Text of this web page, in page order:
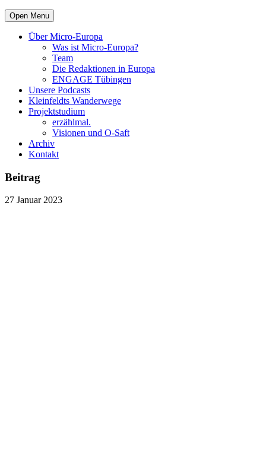
Open Menu
Über Micro-Europa
Was ist Micro-Europa?
Team
Die Redaktionen in Europa
ENGAGE Tübingen
Unsere Podcasts
Kleinfeldts Wanderwege
Projektstudium
erzählmal.
Visionen und O-Saft
Archiv
Kontakt
Beitrag
27 Januar 2023